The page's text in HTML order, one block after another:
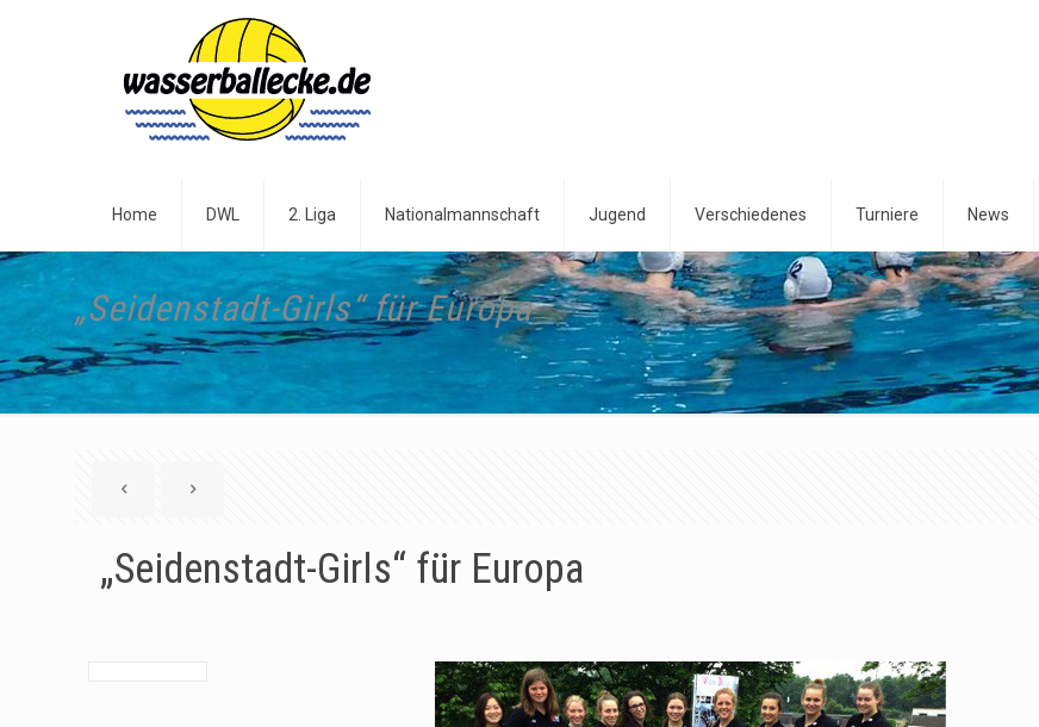
Home DWL 2. Liga Nationalmannschaft Jugend Verschiedenes Turniere News
„Seidenstadt-Girls“ für Europa
„Seidenstadt-Girls“ für Europa